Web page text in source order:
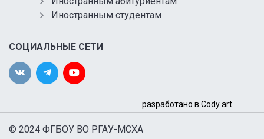
Иностранным студентам
СОЦИАЛЬНЫЕ СЕТИ
© 2024 ФГБОУ ВО РГАУ-МСХА
разработано в Cody art